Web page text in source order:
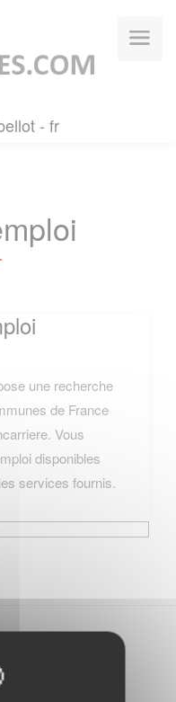
- fr
une recherche
de France
Vous
disponibles
services fournis.